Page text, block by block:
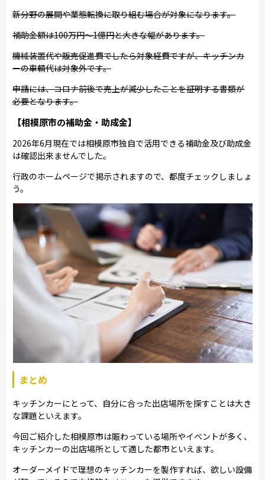
新分野の展開や業態転換に取り組む場合が対象になります。
補助金額は100万円～1億円と大きな幅があります。
機械装置代や販売促進費でしたら対象経費ですが、キッチンカ
ーの車輌代は対象外です。
申請には、コロナ前後で売上が減少したことを証明する書類が
必要となります。
【相模原市の補助金・助成金】
2026年6月現在では相模原市独自で活用できる補助金及び助成金
は確認出来ませんでした。
行政のホームページで掲示されますので、都度チェックしましょ
う。
まとめ
キッチンカーにとって、自分に合った出店場所を探すことは大き
な課題といえます。
今回ご紹介した相模原市は賑わっている場所やイベントが多く、
キッチンカーの出店場所として適した都市といえます。
オーダーメイドで理想のキッチンカーを製作すれば、欲しい設備